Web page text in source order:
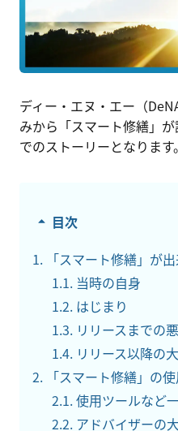
お問い合わせ
ディー・エヌ・エー（
みから「スマート修繕」
でのストーリーとなります。
目次
「スマート修繕」が
当時の自身
はじまり
リリースまでの
リリース以降の
「スマート修繕」の
使用ツールなど
アドバイザーの